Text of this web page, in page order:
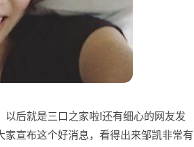
后就是三口之家啦!还有细心的网友发
宣布这个好消息，看得出来邹凯非常有